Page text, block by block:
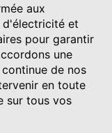
aux
d'électricité et
pour garantir
une
de nos
en toute
sur tous vos